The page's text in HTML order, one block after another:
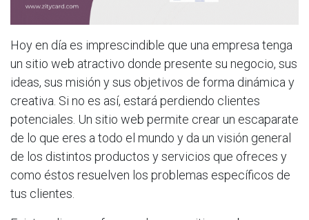
Hoy en día es imprescindible que una empresa tenga
un sitio web atractivo donde presente su negocio, sus
ideas, sus misión y sus objetivos de forma dinámica y
creativa. Si no es así, estará perdiendo clientes
potenciales. Un sitio web permite crear un escaparate
de lo que eres a todo el mundo y da un visión general
de los distintos productos y servicios que ofreces y
como éstos resuelven los problemas específicos de
tus clientes.